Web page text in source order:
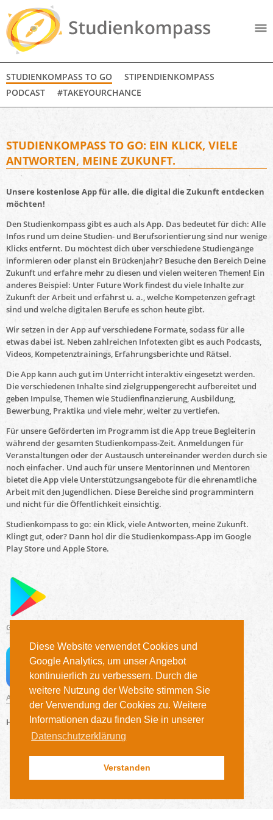
Diese Website verwendet Cookies und
Google Analytics, um unser Angebot
kontinuierlich zu verbessern. Durch die
weitere Nutzung der Website stimmen Sie
der Verwendung der Cookies zu. Weitere
Informationen dazu finden Sie in unserer
Datenschutzerklärung
Verstanden
STUDIENKOMPASS TO GO
STIPENDIENKOMPASS
PODCAST
#TAKEYOURCHANCE
STUDIENKOMPASS TO GO: EIN KLICK, VIELE
ANTWORTEN, MEINE ZUKUNFT.
Unsere kostenlose App für alle, die digital die Zukunft entdecken
möchten!
Den Studienkompass gibt es auch als App. Das bedeutet für dich: Alle
Infos rund um deine Studien- und Berufsorientierung sind nur wenige
Klicks entfernt. Du möchtest dich über verschiedene Studiengänge
informieren oder planst ein Brückenjahr? Besuche den Bereich Deine
Zukunft und erfahre mehr zu diesen und vielen weiteren Themen! Ein
anderes Beispiel: Unter Future Work findest du viele Inhalte zur
Zukunft der Arbeit und erfährst u. a., welche Kompetenzen gefragt
sind und welche digitalen Berufe es schon heute gibt.
Wir setzen in der App auf verschiedene Formate, sodass für alle
etwas dabei ist. Neben zahlreichen Infotexten gibt es auch Podcasts,
Videos, Kompetenztrainings, Erfahrungsberichte und Rätsel.
Die App kann auch gut im Unterricht interaktiv eingesetzt werden.
Die verschiedenen Inhalte sind zielgruppengerecht aufbereitet und
geben Impulse, Themen wie Studienfinanzierung, Ausbildung,
Bewerbung, Praktika und viele mehr, weiter zu vertiefen.
Für unsere Geförderten im Programm ist die App treue Begleiterin
während der gesamten Studienkompass-Zeit. Anmeldungen für
Veranstaltungen oder der Austausch untereinander werden durch sie
noch einfacher. Und auch für unsere Mentorinnen und Mentoren
bietet die App viele Unterstützungsangebote für die ehrenamtliche
Arbeit mit den Jugendlichen. Diese Bereiche sind programmintern
und nicht für die Öffentlichkeit einsichtig.
Studienkompass to go: ein Klick, viele Antworten, meine Zukunft.
Klingt gut, oder? Dann hol dir die Studienkompass-App im Google
Play Store und Apple Store.
Google Play Store
App Store
Hier geht es zurwebbasierten Version.